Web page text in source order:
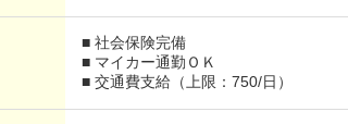
■ 社会保険完備
■ マイカー通勤ＯＫ
■ 交通費支給（上限：750/日）